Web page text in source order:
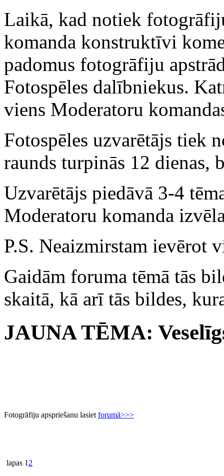
Laikā, kad notiek
komanda konstruktīvi
padomus fotogrāfiju
Fotospēles dalībniekus.
viens Moderatoru
Fotospēles uzvarētājs tiek
raunds turpinās 12 dienas,
Uzvarētājs piedāvā 3-4
Moderatoru komanda
P.S. Neaizmirstam ievērot
Gaidām foruma tēmā tās
skaitā, kā arī tās bildes,
JAUNA TĒMA:
Fotogrāfiju apspriešanu lasiet forumā>>>
lapas 1 2